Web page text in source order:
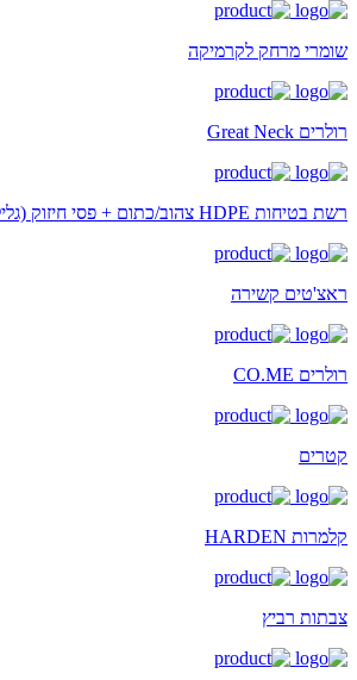
שומרי מרחק לקרמיקה
רולרים Great Neck
רשת בטיחות HDPE צהוב/כתום + פסי חיזוק (גליל 50 מ"א)
ראצ'טים קשירה
רולרים CO.ME
קטרים
קלמרות HARDEN
צבתות רביץ